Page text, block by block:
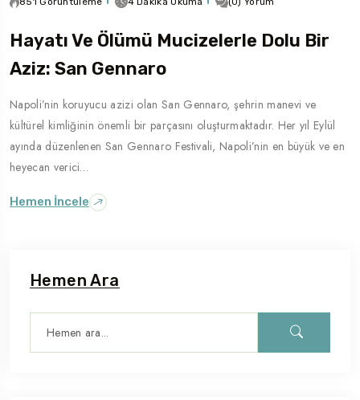
Hayatı Ve Ölümü Mucizelerle Dolu Bir
Aziz: San Gennaro
Napoli’nin koruyucu azizi olan San Gennaro, şehrin manevi ve
kültürel kimliğinin önemli bir parçasını oluşturmaktadır. Her yıl Eylül
ayında düzenlenen San Gennaro Festivali, Napoli’nin en büyük ve en
heyecan verici…
Hemen İncele
Hemen Ara